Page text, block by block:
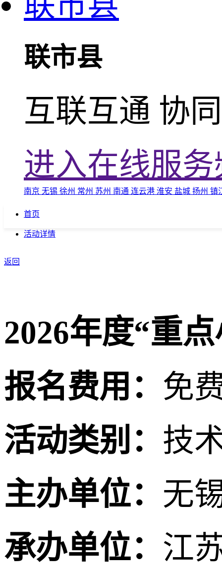
联市县
互联互通 协
进入在线服
南京 无锡 徐州 常州 苏州 南通 连云港 淮安 盐城 扬州 镇
首页
活动详情
返回
2026年度“重
报名费用： 免
活动类别： 技
主办单位： 无
承办单位： 江